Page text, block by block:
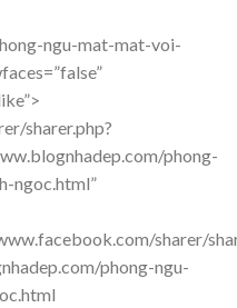
ngu-mat-mat-voi-
sharer.php?
phong-
ngoc.html”
sharer/
phong-ngu-